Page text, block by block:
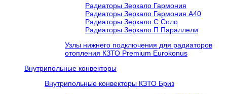
Радиаторы Зеркало Гармония
Радиаторы Зеркало Гармония А40
Радиаторы Зеркало С Соло
Радиаторы Зеркало П Параллели
Узлы нижнего подключения для радиаторов
отопления КЗТО Premium Eurokonus
Внутрипольные конвекторы
Внутрипольные конвекторы КЗТО Бриз